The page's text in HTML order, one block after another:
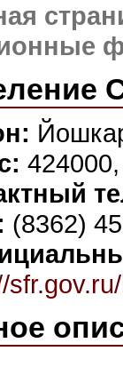
(8362)